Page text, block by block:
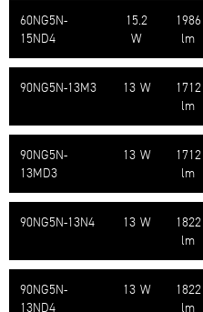
60NG5N-​
15ND4
15.2
W
1986
lm
90NG5N-​13M3 13 W
1712
lm
90NG5N-​
13MD3
13 W
1712
lm
90NG5N-​13N4 13 W
1822
lm
90NG5N-​
13ND4
13 W
1822
lm